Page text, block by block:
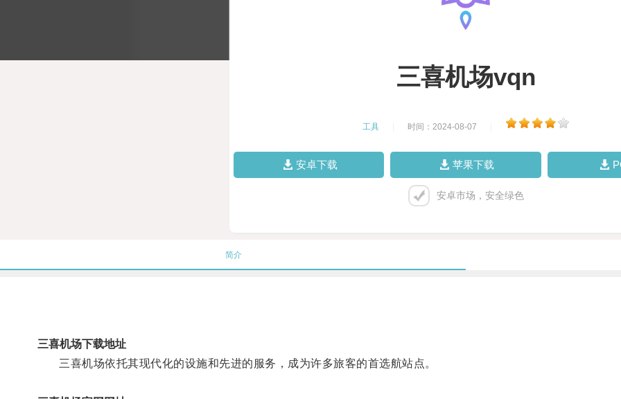
三喜机场vqn
工具 时间：2024-08-07
安卓下载 苹果下载
安卓市场，安全绿色
简介
三喜机场下载地址
三喜机场依托其现代化的设施和先进的服务，成为许多旅客的首选航站点。